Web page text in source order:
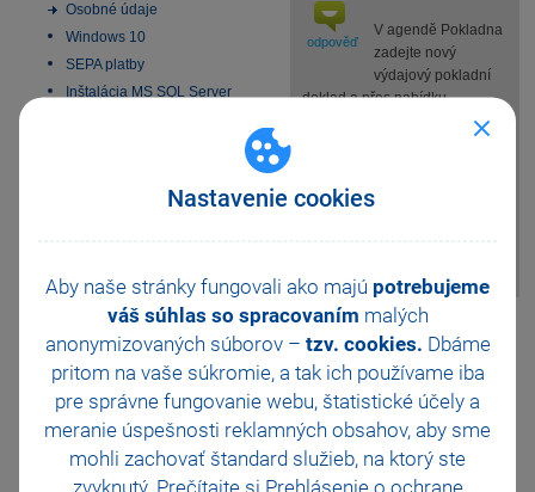
Nastavenie cookies
Aby naše stránky fungovali ako majú potrebujeme
váš súhlas so spracovaním malých
anonymizovaných súborov – tzv. cookies. Dbáme
pritom na vaše súkromie, a tak ich používame iba
pre správne fungovanie webu, štatistické účely a
meranie úspešnosti reklamných obsahov, aby sme
mohli zachovať štandard služieb, na ktorý ste
zvyknutý. Prečítajte si Prehlásenie o ochrane
Osobné údaje
Windows 10
SEPA platby
Inštalácia MS SQL Server
Obchodná činnosť
Zmeny v DPH od 1.1.2025
Všeobecný internetový
obchod
E-fakturácia 2027
odpověď
V agendě Pokladna
zadejte nový
výdajový pokladní
doklad a přes nabídku
Záznam/Přenos ->/Sklady -
skladové zásoby. Po uložení
pokladního dokladu se zboží
Pomohla Vám tato
odpověď?
Ano
Tisknout